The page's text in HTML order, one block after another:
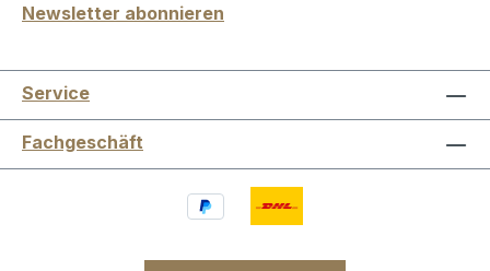
Newsletter abonnieren
Service
Fachgeschäft